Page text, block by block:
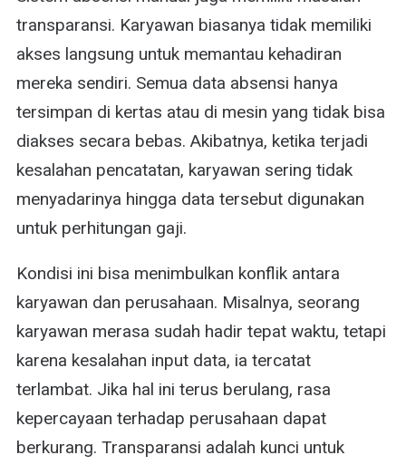
transparansi. Karyawan biasanya tidak memiliki
akses langsung untuk memantau kehadiran
mereka sendiri. Semua data absensi hanya
tersimpan di kertas atau di mesin yang tidak bisa
diakses secara bebas. Akibatnya, ketika terjadi
kesalahan pencatatan, karyawan sering tidak
menyadarinya hingga data tersebut digunakan
untuk perhitungan gaji.
Kondisi ini bisa menimbulkan konflik antara
karyawan dan perusahaan. Misalnya, seorang
karyawan merasa sudah hadir tepat waktu, tetapi
karena kesalahan input data, ia tercatat
terlambat. Jika hal ini terus berulang, rasa
kepercayaan terhadap perusahaan dapat
berkurang. Transparansi adalah kunci untuk